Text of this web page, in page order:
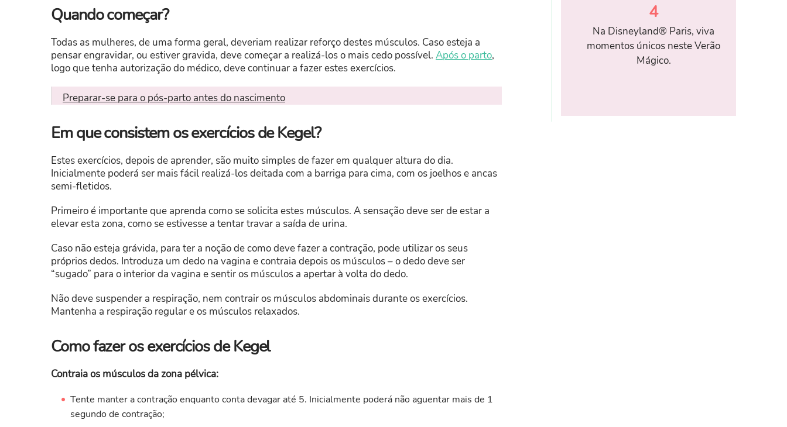
Quando começar?
Todas as mulheres, de uma forma geral, deveriam realizar reforço destes músculos. Caso esteja a
pensar engravidar, ou estiver gravida, deve começar a realizá-los o mais cedo possível. Após o parto,
logo que tenha autorização do médico, deve continuar a fazer estes exercícios.
Preparar-se para o pós-parto antes do nascimento
Em que consistem os exercícios de Kegel?
Estes exercícios, depois de aprender, são muito simples de fazer em qualquer altura do dia.
Inicialmente poderá ser mais fácil realizá-los deitada com a barriga para cima, com os joelhos e ancas
semi-fletidos.
Primeiro é importante que aprenda como se solicita estes músculos. A sensação deve ser de estar a
elevar esta zona, como se estivesse a tentar travar a saída de urina.
Caso não esteja grávida, para ter a noção de como deve fazer a contração, pode utilizar os seus
próprios dedos. Introduza um dedo na vagina e contraia depois os músculos – o dedo deve ser
“sugado” para o interior da vagina e sentir os músculos a apertar à volta do dedo.
Não deve suspender a respiração, nem contrair os músculos abdominais durante os exercícios.
Mantenha a respiração regular e os músculos relaxados.
Como fazer os exercícios de Kegel
Contraia os músculos da zona pélvica:
Tente manter a contração enquanto conta devagar até 5. Inicialmente poderá não aguentar mais de 1
segundo de contração;
4
Na Disneyland® Paris, viva
momentos únicos neste Verão
Mágico.